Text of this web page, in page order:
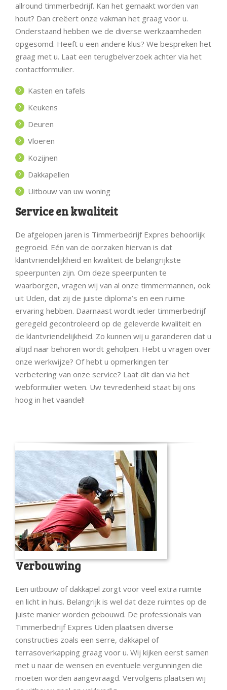
allround timmerbedrijf. Kan het gemaakt worden van
hout? Dan creëert onze vakman het graag voor u.
Onderstaand hebben we de diverse werkzaamheden
opgesomd. Heeft u een andere klus? We bespreken het
graag met u. Laat een terugbelverzoek achter via het
contactformulier.
Kasten en tafels
Keukens
Deuren
Vloeren
Kozijnen
Dakkapellen
Uitbouw van uw woning
Service en kwaliteit
De afgelopen jaren is Timmerbedrijf Expres behoorlijk
gegroeid. Eén van de oorzaken hiervan is dat
klantvriendelijkheid en kwaliteit de belangrijkste
speerpunten zijn. Om deze speerpunten te
waarborgen, vragen wij van al onze timmermannen, ook
uit Uden, dat zij de juiste diploma’s en een ruime
ervaring hebben. Daarnaast wordt ieder timmerbedrijf
geregeld gecontroleerd op de geleverde kwaliteit en
de klantvriendelijkheid. Zo kunnen wij u garanderen dat u
altijd naar behoren wordt geholpen. Hebt u vragen over
onze werkwijze? Of hebt u opmerkingen ter
verbetering van onze service? Laat dit dan via het
webformulier weten. Uw tevredenheid staat bij ons
hoog in het vaandel!
Verbouwing
Een uitbouw of dakkapel zorgt voor veel extra ruimte
en licht in huis. Belangrijk is wel dat deze ruimtes op de
juiste manier worden gebouwd. De professionals van
Timmerbedrijf Expres Uden plaatsen diverse
constructies zoals een serre, dakkapel of
terrasoverkapping graag voor u. Wij kijken eerst samen
met u naar de wensen en eventuele vergunningen die
moeten worden aangevraagd. Vervolgens plaatsen wij